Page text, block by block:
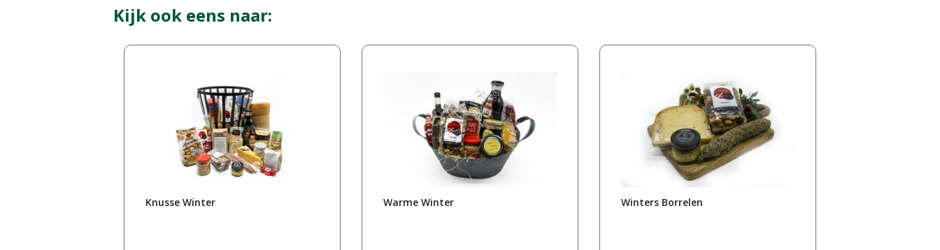
Kijk ook eens naar:
Knusse Winter Warme Winter Winters Borrelen